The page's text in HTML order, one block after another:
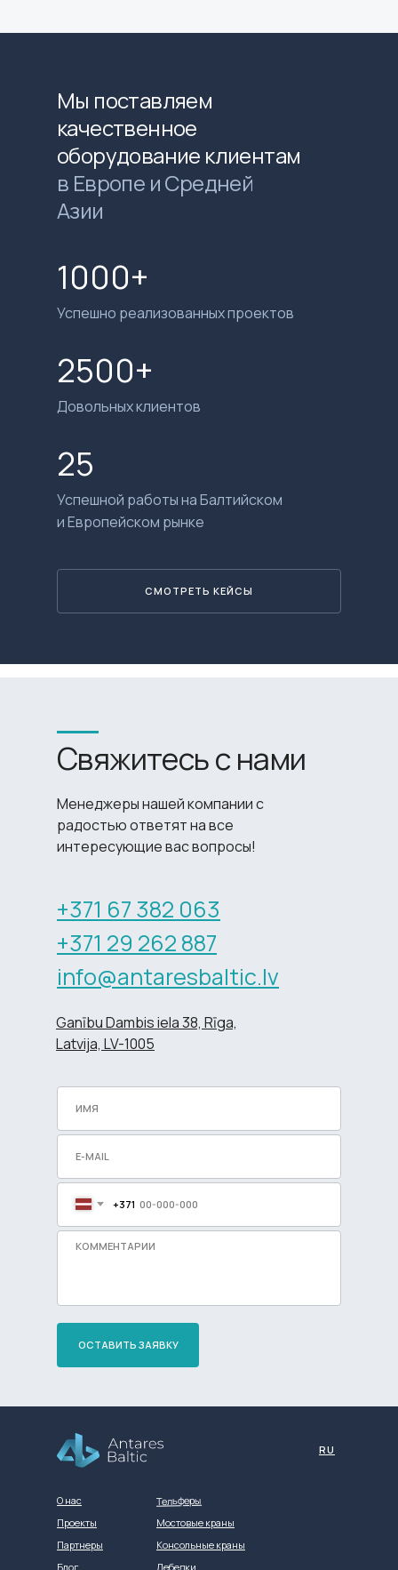
Мы поставляем
качественное
оборудование клиентам
в Европе и Средней
Азии
1000+
Успешно реализованных проектов
СМОТРЕТЬ КЕЙСЫ
25
Успешной работы на Балтийском
и Европейском рынке
2500+
Довольных клиентов
Менеджеры нашей компании с
радостью ответят на все
интересующие вас вопросы!
Свяжитесь с нами
+371 67 382 063
+371 29 262 887
info@antaresbaltic.lv
Ganību Dambis iela 38, Rīga,
Latvija, LV-1005
+371
ОСТАВИТЬ ЗАЯВКУ
О нас
Проекты
Партнеры
Блог
Тельферы
Мостовые краны
Консольные краны
Лебедки
RU
Разработка сайта